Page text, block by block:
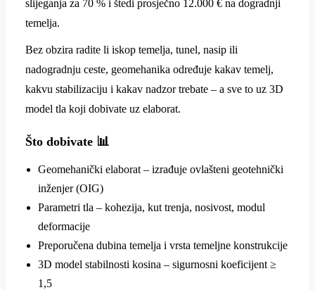
slijeganja za 70 % i štedi prosječno 12.000 € na dogradnji
temelja.
Bez obzira radite li iskop temelja, tunel, nasip ili
nadogradnju ceste, geomehanika određuje kakav temelj,
kakvu stabilizaciju i kakav nadzor trebate – a sve to uz 3D
model tla koji dobivate uz elaborat.
Što dobivate 📊
Geomehanički elaborat – izrađuje ovlašteni geotehnički
inženjer (OIG)
Parametri tla – kohezija, kut trenja, nosivost, modul
deformacije
Preporučena dubina temelja i vrsta temeljne konstrukcije
3D model stabilnosti kosina – sigurnosni koeficijent ≥
1,5